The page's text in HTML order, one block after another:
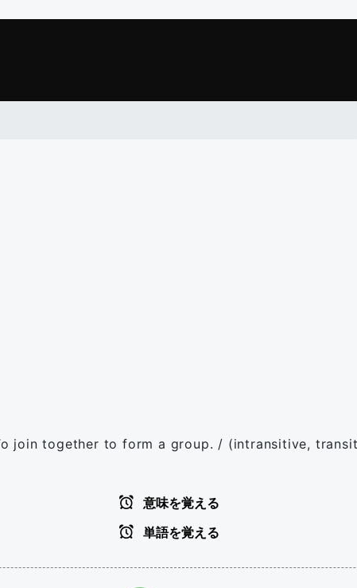
join together to form a group. / (intransitive,
意味を覚える
単語を覚える